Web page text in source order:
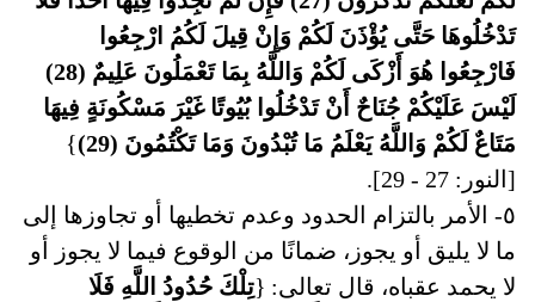
تَدْخُلُوهَا حَتَّى يُؤْذَنَ لَكُمْ وَإِنْ قِيلَ لَكُمُ ارْجِعُوا
فَارْجِعُوا هُوَ أَزْكَى لَكُمْ وَاللَّهُ بِمَا تَعْمَلُونَ عَلِيمٌ (28)
لَيْسَ عَلَيْكُمْ جُنَاحٌ أَنْ تَدْخُلُوا بُيُوتًا غَيْرَ مَسْكُونَةٍ فِيهَا
مَتَاعٌ لَكُمْ وَاللَّهُ يَعْلَمُ مَا تُبْدُونَ وَمَا تَكْتُمُونَ (29)
}
[النور: 27 - 29].
٥- الأمر بالتزام الحدود وعدم تخطيها أو تجاوزها إلى
ما لا يليق أو يجوز، ضمانًا من الوقوع فيما لا يجوز أو
لا يحمد عقباه، قال تعالى: {تِلْكَ حُدُودُ اللَّهِ فَلَا